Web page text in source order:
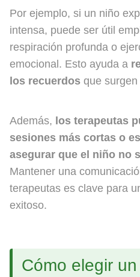
Por ejemplo, si un niño
intensa, puede ser útil
respiración profunda o
emocional. Esto ayuda a
los recuerdos que
Además, los terapeutas
sesiones más cortas o
asegurar que el niño no
Mantener una
terapeutas es clave para
exitoso.
Cómo elegir